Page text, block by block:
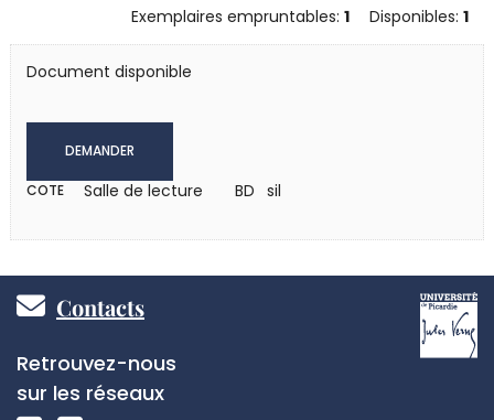
Exemplaires empruntables:1 Disponibles:1
Document disponible
DEMANDER
COTE Salle de lecture BD sil
Pied
de
page
Contacts
Réseaux
sociaux
Retrouvez-nous
sur les réseaux